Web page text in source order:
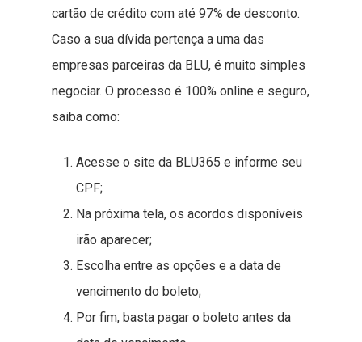
cartão de crédito com até 97% de desconto.
Caso a sua dívida pertença a uma das
empresas parceiras da BLU, é muito simples
negociar. O processo é 100% online e seguro,
saiba como:
Acesse o site da BLU365 e informe seu
CPF;
Na próxima tela, os acordos disponíveis
irão aparecer;
Escolha entre as opções e a data de
vencimento do boleto;
Por fim, basta pagar o boleto antes da